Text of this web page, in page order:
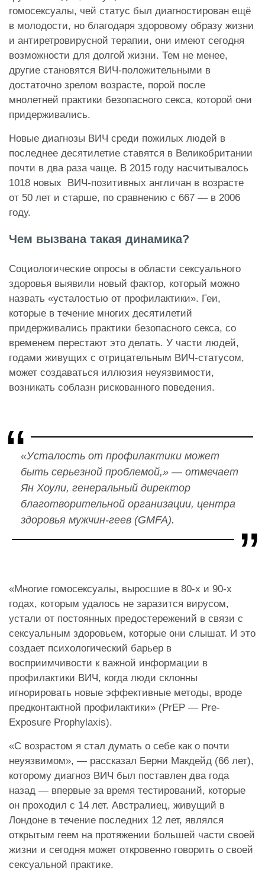
гомосексуалы, чей статус был диагностирован ещё
в молодости, но благодаря здоровому образу жизни
и антиретровирусной терапии, они имеют сегодня
возможности для долгой жизни. Тем не менее,
другие становятся ВИЧ-положительными в
достаточно зрелом возрасте, порой после
мнолетней практики безопасного секса, которой они
придерживались.
Новые диагнозы ВИЧ среди пожилых людей в
последнее десятилетие ставятся в Великобритании
почти в два раза чаще. В 2015 году насчитывалось
1018 новых ВИЧ-позитивных англичан в возрасте
от 50 лет и старше, по сравнению с 667 — в 2006
году.
Чем вызвана такая динамика?
Социологические опросы в области сексуального
здоровья выявили новый фактор, который можно
назвать «усталостью от профилактики». Геи,
которые в течение многих десятилетий
придерживались практики безопасного секса, со
временем перестают это делать. У части людей,
годами живущих с отрицательным ВИЧ-статусом,
может создаваться иллюзия неуязвимости,
возникать соблазн рискованного поведения.
«Усталость от профилактики может
быть серьезной проблемой,» — отмечает
Ян Хоули, генеральный директор
благотворительной организации, центра
здоровья мужчин-геев (GMFA).
«Многие гомосексуалы, выросшие в 80-х и 90-х
годах, которым удалось не заразится вирусом,
устали от постоянных предостережений в связи с
сексуальным здоровьем, которые они слышат. И это
создает психологический барьер в
восприимчивости к важной информации в
профилактики ВИЧ, когда люди склонны
игнорировать новые эффективные методы, вроде
предконтактной профилактики» (PrEP — Pre-
Exposure Prophylaxis).
«С возрастом я стал думать о себе как о почти
неуязвимом», — рассказал Берни Макдейд (66 лет),
которому диагноз ВИЧ был поставлен два года
назад — впервые за время тестирований, которые
он проходил с 14 лет. Австралиец, живущий в
Лондоне в течение последних 12 лет, являлся
открытым геем на протяжении большей части своей
жизни и сегодня может откровенно говорить о своей
сексуальной практике.